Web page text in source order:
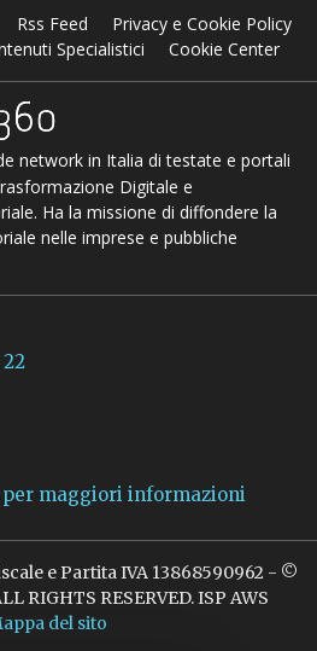
Rss Feed
Privacy e Cookie Policy
Specialistici
Cookie Center
network in Italia di testate e portali
Digitale e
Ha la missione di diffondere la
nelle imprese e pubbliche
maggiori informazioni
e Partita IVA 13868590962 - ©
RIGHTS RESERVED. ISP AWS
del sito